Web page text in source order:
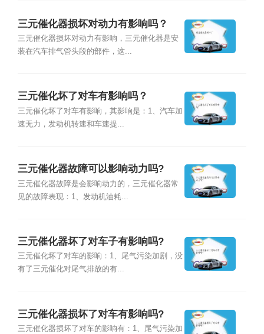
三元催化器损坏对动力有影响吗？
三元催化器损坏对动力有影响，三元催化器是安
装在汽车排气管头段的部件，这...
三元催化坏了对车有影响吗？
三元催化坏了对车有影响，其影响是：1、汽车加
速无力，发动机转速和车速提...
三元催化器故障可以影响动力吗?
三元催化器故障是会影响动力的，三元催化器常
见的故障表现：1、发动机油耗...
三元催化器坏了对车子有影响吗?
三元催化坏了对车的影响：1、尾气污染加剧，没
有了三元催化对尾气排放的有...
三元催化器损坏了对车有影响吗?
三元催化器损坏了对车的影响有：1、尾气污染加